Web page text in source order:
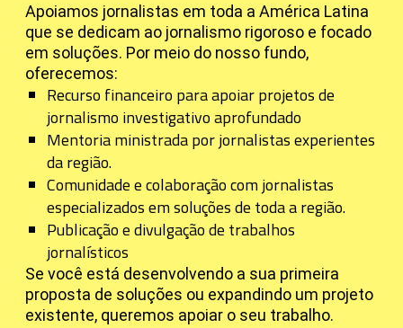
Apoiamos jornalistas em toda a América Latina
que se dedicam ao jornalismo rigoroso e focado
em soluções. Por meio do nosso fundo,
oferecemos:
Recurso financeiro para apoiar projetos de
jornalismo investigativo aprofundado
Mentoria ministrada por jornalistas experientes
da região.
Comunidade e colaboração com jornalistas
especializados em soluções de toda a região.
Publicação e divulgação de trabalhos
jornalísticos
Se você está desenvolvendo a sua primeira
proposta de soluções ou expandindo um projeto
existente, queremos apoiar o seu trabalho.